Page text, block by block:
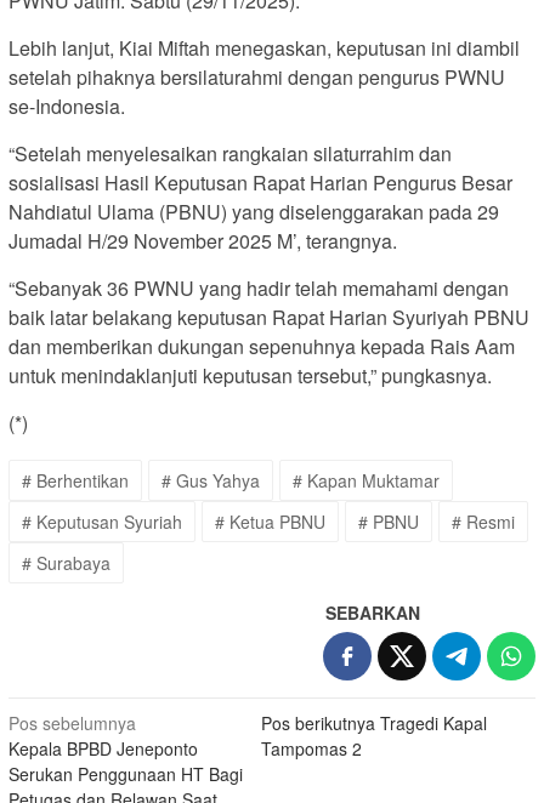
Lebih lanjut, Kiai Miftah menegaskan, keputusan ini diambil
setelah pihaknya bersilaturahmi dengan pengurus PWNU
se-Indonesia.
“Setelah menyelesaikan rangkaian silaturrahim dan
sosialisasi Hasil Keputusan Rapat Harian Pengurus Besar
Nahdiatul Ulama (PBNU) yang diselenggarakan pada 29
Jumadal H/29 November 2025 M’, terangnya.
“Sebanyak 36 PWNU yang hadir telah memahami dengan
baik latar belakang keputusan Rapat Harian Syuriyah PBNU
dan memberikan dukungan sepenuhnya kepada Rais Aam
untuk menindaklanjuti keputusan tersebut,” pungkasnya.
(*)
# Berhentikan # Gus Yahya
# Kapan Muktamar
# Keputusan Syuriah
# Ketua PBNU # PBNU
# Resmi
# Surabaya
SEBARKAN
Navigasi
pos
Pos sebelumnya
Kepala BPBD Jeneponto
Serukan Penggunaan HT Bagi
Pos berikutnya Tragedi Kapal
Tampomas 2